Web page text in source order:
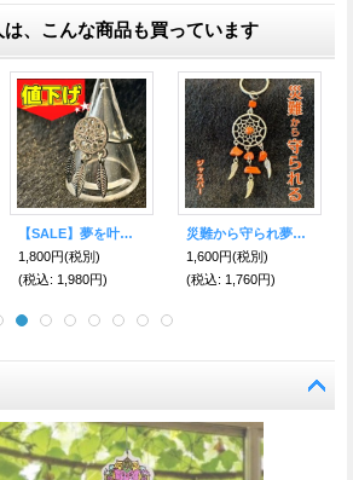
、こんな商品も買っています
【値下げ】日本初上陸！体、心、魂に幸福をもたらす〇ココペリインセンス
1,200円(税別)
(税込: 1,320円)
勝利を手に入れ夢を掴まえる★ドリームキャッチャー キーホルダー カーネリアン付
1,600円(税別)
(税込: 1,760円)